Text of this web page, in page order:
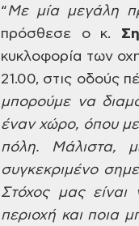
“Μεμία μεγάλη
πρόσθεσε ο κ.
κυκλοφορία των
21.00, στις οδούς
μπορούμε να
έναν χώρο, όπου
πόλη. Μάλιστα,
συγκεκριμένο
Στόχος μας είναι
περιοχή και ποια